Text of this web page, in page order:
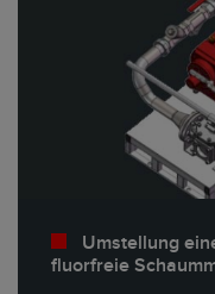
Umstellung
fluorfreie